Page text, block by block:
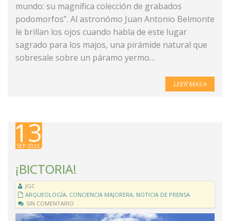
mundo: su magnífica colección de grabados
podomorfos”. Al astronómo Juan Antonio Belmonte
le brillan los ojos cuando habla de este lugar
sagrado para los majos, una pirámide natural que
sobresale sobre un páramo yermo…
LEER MAS
13
SEP 2023
¡BICTORIA!
JGC
ARQUEOLOGÍA, CONCIENCIA MAJORERA, NOTICIA DE PRENSA
SIN COMENTARIO